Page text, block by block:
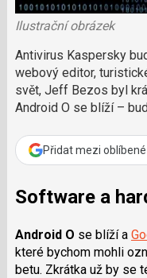
Ilustrační obrázek
Antivirus Kaspersky
webový editor,
svět, Jeff Bezos byl
Android O se blíží –
Přidat mezi
Software a
Android O se blíží a
které bychom mohli
betu. Zkrátka už by se